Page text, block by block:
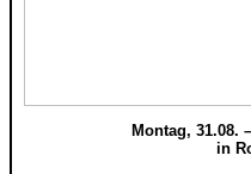
Montag, 31.08.
in